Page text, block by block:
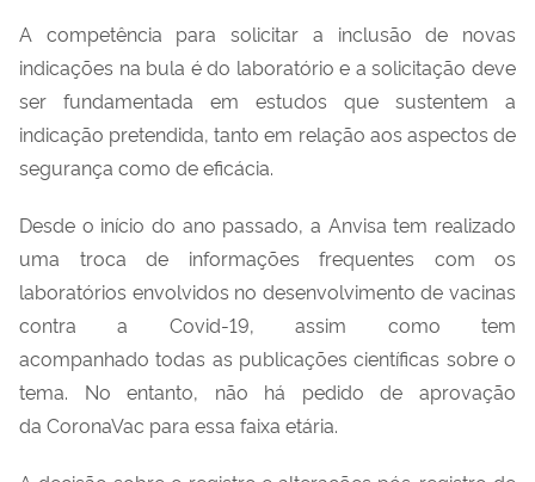
A competência para solicitar a inclusão de novas
indicações na bula é do laboratório e a solicitação deve
ser fundamentada em estudos que sustentem a
indicação pretendida, tanto em relação aos aspectos de
segurança como de eficácia.
Desde o início do ano passado, a Anvisa tem realizado
uma troca de informações frequentes com os
laboratórios envolvidos no desenvolvimento de vacinas
contra a Covid-19, assim como tem
acompanhadotodas as publicações científicas sobre o
tema. No entanto, não há pedido de aprovação
da CoronaVac para essa faixa etária.